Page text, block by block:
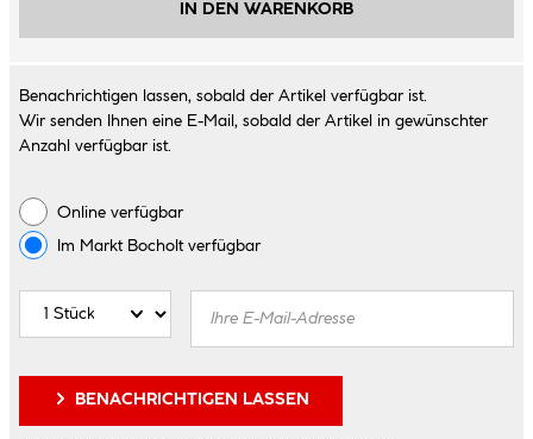
IN DEN WARENKORB
Benachrichtigen lassen, sobald der Artikel verfügbar ist.
Wir senden Ihnen eine E-Mail, sobald der Artikel in gewünschter
Anzahl verfügbar ist.
Online verfügbar
Im Markt Bocholtverfügbar
BENACHRICHTIGEN LASSEN